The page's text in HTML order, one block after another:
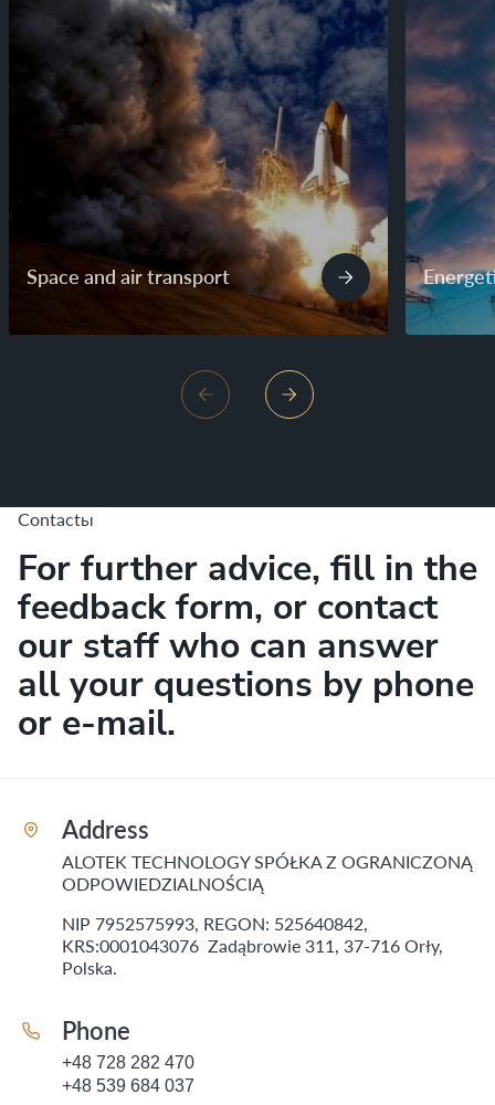
Space and air transport
Contactы
For further advice, fill in the
feedback form, or contact
our staff who can answer
all your questions by phone
or e-mail.
Address
ALOTEK TECHNOLOGY SPÓŁKA Z OGRANICZONĄ
ODPOWIEDZIALNOŚCIĄ
NIP 7952575993, REGON: 525640842,
KRS:0001043076 Zadąbrowie 311, 37-716 Orły,
Polska.
Phone
+48 728 282 470
+48 539 684 037